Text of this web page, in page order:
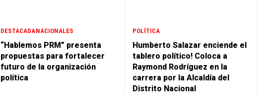
DESTACADANACIONALES
“Hablemos PRM” presenta
propuestas para fortalecer
futuro de la organización
política
POLÍTICA
Humberto Salazar enciende el
tablero político! Coloca a
Raymond Rodríguez en la
carrera por la Alcaldía del
Distrito Nacional